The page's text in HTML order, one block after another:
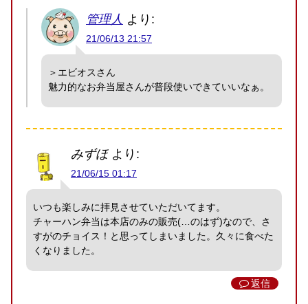
管理人 より:
21/06/13 21:57
＞エビオスさん
魅力的なお弁当屋さんが普段使いできていいなぁ。
みずほ より:
21/06/15 01:17
いつも楽しみに拝見させていただいてます。
チャーハン弁当は本店のみの販売(…のはず)なので、さ
すがのチョイス！と思ってしまいました。久々に食べた
くなりました。
返信